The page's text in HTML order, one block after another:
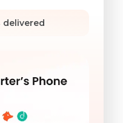
delivered